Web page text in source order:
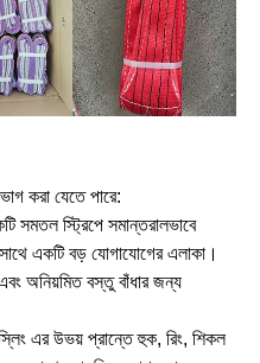
করা যেতে পারে:
সমতল স্ট্রিপে সমান্তরালভাবে
একটি বড় যোগাযোগের এলাকা।
অনিয়মিত বস্তু বাঁধার জন্য
এর উভয় প্রান্তে হুক, রিং, শিকল